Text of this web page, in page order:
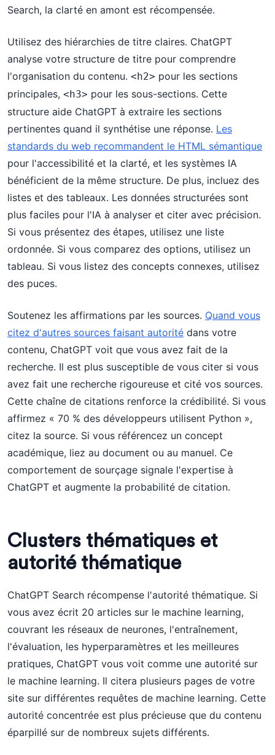
Search, la clarté en amont est récompensée.
Utilisez des hiérarchies de titre claires. ChatGPT
analyse votre structure de titre pour comprendre
l'organisation du contenu. <h2> pour les sections
principales, <h3> pour les sous-sections. Cette
structure aide ChatGPT à extraire les sections
pertinentes quand il synthétise une réponse. Les
standards du web recommandent le HTML sémantique
pour l'accessibilité et la clarté, et les systèmes IA
bénéficient de la même structure. De plus, incluez des
listes et des tableaux. Les données structurées sont
plus faciles pour l'IA à analyser et citer avec précision.
Si vous présentez des étapes, utilisez une liste
ordonnée. Si vous comparez des options, utilisez un
tableau. Si vous listez des concepts connexes, utilisez
des puces.
Soutenez les affirmations par les sources. Quand vous
citez d'autres sources faisant autorité dans votre
contenu, ChatGPT voit que vous avez fait de la
recherche. Il est plus susceptible de vous citer si vous
avez fait une recherche rigoureuse et cité vos sources.
Cette chaîne de citations renforce la crédibilité. Si vous
affirmez « 70 % des développeurs utilisent Python »,
citez la source. Si vous référencez un concept
académique, liez au document ou au manuel. Ce
comportement de sourçage signale l'expertise à
ChatGPT et augmente la probabilité de citation.
Clusters thématiques et
autorité thématique
ChatGPT Search récompense l'autorité thématique. Si
vous avez écrit 20 articles sur le machine learning,
couvrant les réseaux de neurones, l'entraînement,
l'évaluation, les hyperparamètres et les meilleures
pratiques, ChatGPT vous voit comme une autorité sur
le machine learning. Il citera plusieurs pages de votre
site sur différentes requêtes de machine learning. Cette
autorité concentrée est plus précieuse que du contenu
éparpillé sur de nombreux sujets différents.